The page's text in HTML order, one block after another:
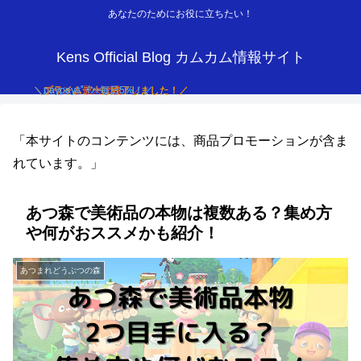
あなたのためにお役に立ちたい！
Kens Official Blog カムカム情報サイト
「本サイトのコンテンツには、商品プロモーションが含ま
れています。」
あつ森で美術品の本物は複数ある？集め方
や何がおススメかも紹介！
あつまれどうぶつの森